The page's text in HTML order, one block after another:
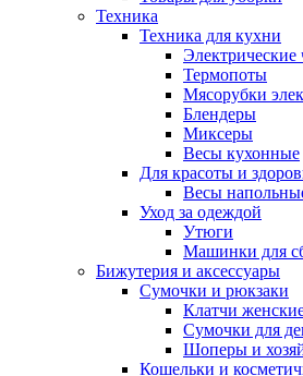
Техника
Техника для кухни
Электрические
Термопоты
Мясорубки
Блендеры
Миксеры
Весы кухонные
Для красоты и
Весы
Уход за одеждой
Утюги
Машинки для
Бижутерия и аксессуары
Сумочки и рюкзаки
Клатчи
Сумочки для
Шоперы и
Кошельки и